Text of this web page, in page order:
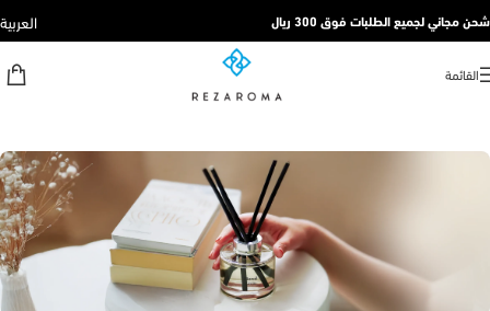
شحن مجاني لجميع الطلبات فوق 300 ريال العربية
القائمة